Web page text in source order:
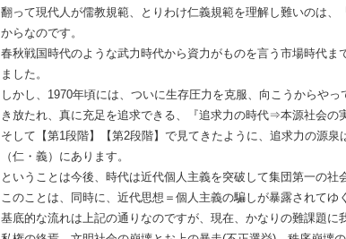
翻って現代人が儒教規範、とりわけ仁義規範を理解し難いのは、
からなのです。
春秋戦国時代のような武力時代から資力がものを言う市場時代
ました。
しかし、1970年頃には、ついに生存圧力を克服、向こうからや
き放たれ、真に充足を追求できる、『追求力の時代⇒本源社会の
そして【第1段階】【第2段階】で見てきたように、追求力の源泉
（仁・義）にあります。
ということは今後、時代は近代個人主義を突破して集団第一の社
このことは、同時に、近代思想＝個人主義の騙しが暴露されてゆ
基底的な流れは上記の通りなのですが、現在、かなりの難課題に